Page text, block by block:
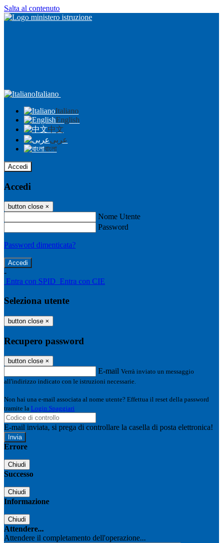
Salta al contenuto
Italiano
Italiano
English
中文
عربى
বাংলা
Accedi
Accedi
button close ×
Nome Utente
Password
Password dimenticata?
-
Entra con SPID Entra con CIE
Seleziona utente
button close ×
Recupero password
button close ×
E-mail Verrà inviato un messaggio
all'indirizzo indicato con le istruzioni necessarie.
Non hai una e-mail associata al nome utente? Effettua il reset della password
tramite la Login Spaggiari
E-mail inviata, si prega di controllare la casella di posta elettronica!
Errore
Chiudi
Successo
Chiudi
Informazione
Chiudi
Attendere...
Attendere il completamento dell'operazione...